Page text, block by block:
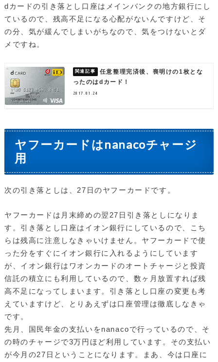
dカードの引き落とし口座はメインバンクの地方銀行にし
ているので、残高不足になる心配がないんですけど、そ
の分、気が緩んでしまいがちなので、気をつけないとダ
メですね。
任意整理完済後、喪明けの1枚とな
ったのはdカード！
2017.01.24
ヤフーカードはnanacoチャージ
用
次の引き落としは、27日のヤフーカードです。
ヤフーカードは月末締めの翌27日引き落としになりま
す。引き落とし口座はイオン銀行にしているので、こち
らは残高に注意しなきゃいけません。ヤフーカードで使
った分をすぐにイオン銀行に入れるようにしています
が、イオン銀行はワオンカードのオートチャージと投資
信託の積立にも利用しているので、数ヶ月放置すれば残
高不足になってしまいます。引き落とし口座の変更も考
えていますけど、とりあえずは口座管理は徹底しなきゃ
です。
先月、国民年金の支払いをnanacoで行っているので、そ
の時のチャージで3万円ほど利用しています。その支払い
が今月の27日ということになります。まあ、今は口座に